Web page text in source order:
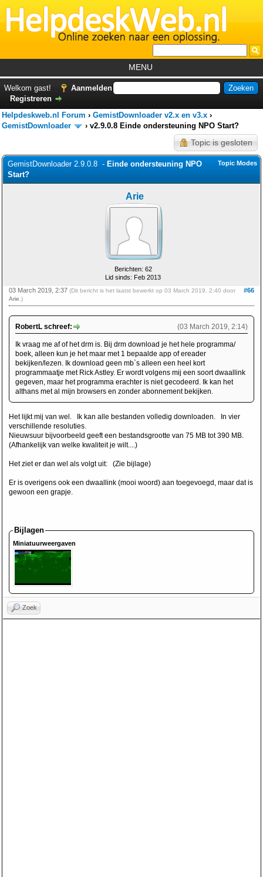
MENU
Foutcodes
GemistDownloader*
Forum
Welkom gast!
Aanmelden
Registreren
Helpdeskweb.nl Forum › GemistDownloader v2.x en v3.x ›
GemistDownloader
› v2.9.0.8 Einde ondersteuning NPO Start?
Topic is gesloten
Topic Modes
GemistDownloader 2.9.0.8 - Einde ondersteuning NPO
Start?
Arie
Berichten: 62
Lid sinds: Feb 2013
#66
03 March 2019, 2:37 (Dit bericht is het laatst bewerkt op 03 March 2019, 2:40 door
Arie .)
(03 March 2019, 2:14)
RobertL schreef:
Ik vraag me af of het drm is. Bij drm download je het hele programma/
boek, alleen kun je het maar met 1 bepaalde app of ereader
bekijken/lezen. Ik download geen mb`s alleen een heel kort
programmaatje met Rick Astley. Er wordt volgens mij een soort dwaallink
gegeven, maar het programma erachter is niet gecodeerd. Ik kan het
althans met al mijn browsers en zonder abonnement bekijken.
Het lijkt mij van wel. Ik kan alle bestanden volledig downloaden. In vier
verschillende resoluties.
Nieuwsuur bijvoorbeeld geeft een bestandsgrootte van 75 MB tot 390 MB.
(Afhankelijk van welke kwaliteit je wilt....)
Het ziet er dan wel als volgt uit: (Zie bijlage)
Er is overigens ook een dwaallink (mooi woord) aan toegevoegd, maar dat is
gewoon een grapje.
Bijlagen
Miniatuurweergaven
Zoek